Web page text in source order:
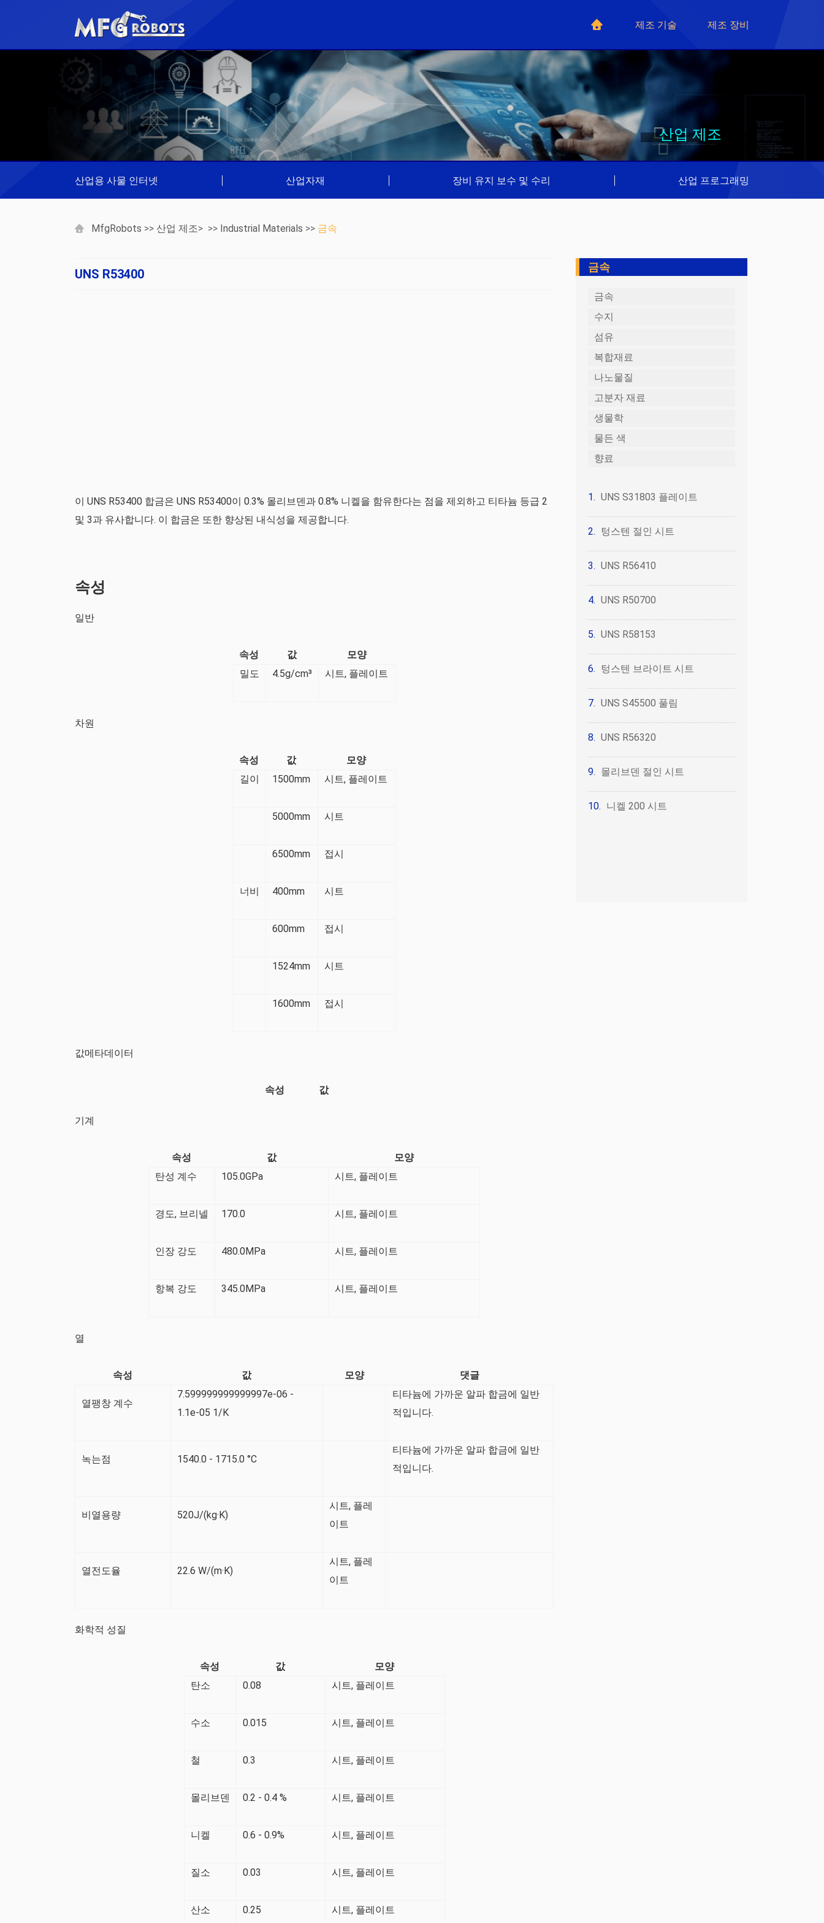
제조 기술 제조 장비
산업 제조
산업용 사물 인터넷 산업자재 장비 유지 보수 및 수리 산업 프로그래밍
MfgRobots >> 산업 제조> >> Industrial Materials >> 금속
UNS R53400
이 UNS R53400 합금은 UNS R53400이 0.3% 몰리브덴과 0.8% 니켈을 함유한다는 점을 제외하고 티타늄 등급 2
및 3과 유사합니다. 이 합금은 또한 향상된 내식성을 제공합니다.
속성
일반
속성 값
모양
밀도
4.5g/cm³ 시트, 플레이트
차원
속성 값
모양
길이
1500mm 시트, 플레이트
5000mm 시트
6500mm 접시
너비 400mm 시트
600mm 접시
1524mm 시트
1600mm 접시
값메타데이터
속성 값
기계
속성 값
모양
탄성 계수
105.0GPa 시트, 플레이트
경도, 브리넬 170.0 시트, 플레이트
인장 강도 480.0MPa 시트, 플레이트
항복 강도 345.0MPa 시트, 플레이트
열
속성 값 모양 댓글
열팽창 계수
7.599999999999997e-06 -
1.1e-05 1/K
티타늄에 가까운 알파 합금에 일반
적입니다.
녹는점 1540.0 - 1715.0 °C
티타늄에 가까운 알파 합금에 일반
적입니다.
비열용량 520J/(kg·K)
시트, 플레
이트
열전도율 22.6 W/(m·K)
시트, 플레
이트
화학적 성질
속성 값
모양
탄소
0.08 시트, 플레이트
수소 0.015 시트, 플레이트
철 0.3 시트, 플레이트
몰리브덴 0.2 - 0.4 % 시트, 플레이트
니켈 0.6 - 0.9% 시트, 플레이트
질소 0.03 시트, 플레이트
산소 0.25 시트, 플레이트
금속
금속
수지
섬유
복합재료
나노물질
고분자 재료
생물학
물든 색
향료
UNS S31803 플레이트
텅스텐 절인 시트
UNS R56410
UNS R50700
UNS R58153
텅스텐 브라이트 시트
UNS S45500 풀림
UNS R56320
몰리브덴 절인 시트
니켈 200 시트